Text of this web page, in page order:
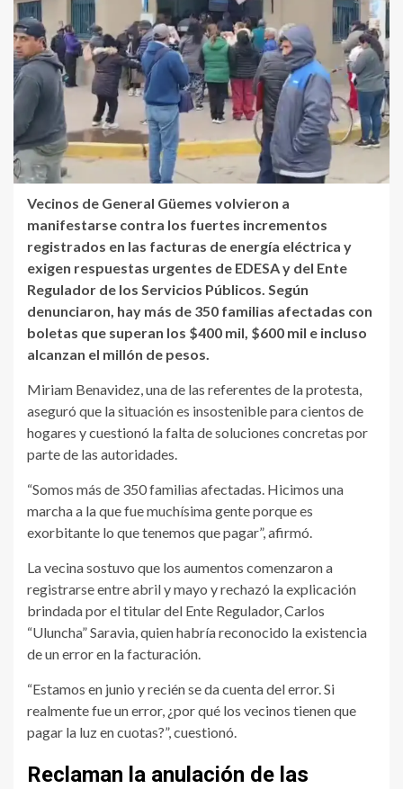
Vecinos de General Güemes volvieron a
manifestarse contra los fuertes incrementos
registrados en las facturas de energía eléctrica y
exigen respuestas urgentes de EDESA y del Ente
Regulador de los Servicios Públicos. Según
denunciaron, hay más de 350 familias afectadas con
boletas que superan los $400 mil, $600 mil e incluso
alcanzan el millón de pesos.
Miriam Benavidez, una de las referentes de la protesta,
aseguró que la situación es insostenible para cientos de
hogares y cuestionó la falta de soluciones concretas por
parte de las autoridades.
“Somos más de 350 familias afectadas. Hicimos una
marcha a la que fue muchísima gente porque es
exorbitante lo que tenemos que pagar”, afirmó.
La vecina sostuvo que los aumentos comenzaron a
registrarse entre abril y mayo y rechazó la explicación
brindada por el titular del Ente Regulador, Carlos
“Uluncha” Saravia, quien habría reconocido la existencia
de un error en la facturación.
“Estamos en junio y recién se da cuenta del error. Si
realmente fue un error, ¿por qué los vecinos tienen que
pagar la luz en cuotas?”, cuestionó.
Reclaman la anulación de las